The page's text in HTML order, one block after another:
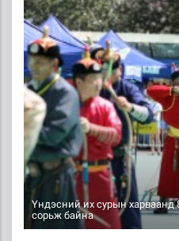
Үндэсний их сурын харваанд
сорьж байна